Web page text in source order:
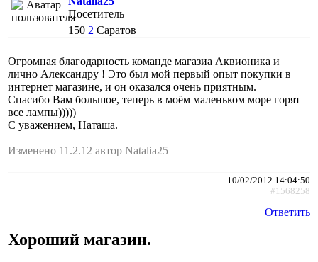
Посетитель
150 2 Саратов
Огромная благодарность команде магазиа Аквионика и
лично Александру ! Это был мой первый опыт покупки в
интернет магазине, и он оказался очень приятным.
Спасибо Вам большое, теперь в моём маленьком море горят
все лампы)))))
С уважением, Наташа.
Изменено 11.2.12 автор Natalia25
10/02/2012 14:04:50
#1568258
Ответить
Хороший магазин.